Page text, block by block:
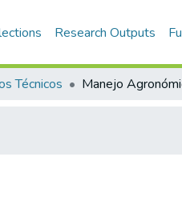
Research Outputs
Técnicos